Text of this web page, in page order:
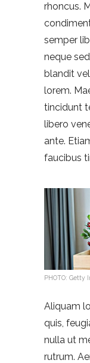
rhoncus.
semper
neque
blandit
lorem.
tincidunt
libero
ante.
faucibus
PHOTO: Getty
Aliquam
quis,
nulla ut
rutrum.